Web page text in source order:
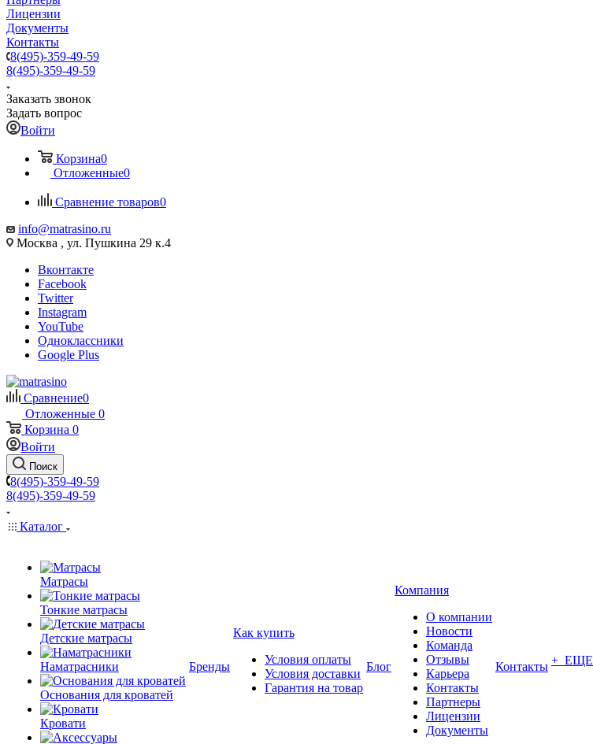
Лицензии
Документы
Контакты
8(495)-359-49-59
8(495)-359-49-59
Заказать звонок
Задать вопрос
Войти
Корзина0
Отложенные0
Сравнение товаров0
info@matrasino.ru
Москва , ул. Пушкина 29 к.4
Вконтакте
Facebook
Twitter
Instagram
YouTube
Одноклассники
Google Plus
Сравнение0
Отложенные 0
Корзина 0
Войти
Поиск
8(495)-359-49-59
8(495)-359-49-59
Каталог
Матрасы
Тонкие матрасы
Детские матрасы
Наматрасники
Основания для кроватей
Кровати
Бренды
Как купить
Условия оплаты
Условия доставки
Гарантия на товар
Блог
Компания
О компании
Новости
Команда
Отзывы
Карьера
Контакты
Партнеры
Лицензии
Документы
Контакты + ЕЩЕ